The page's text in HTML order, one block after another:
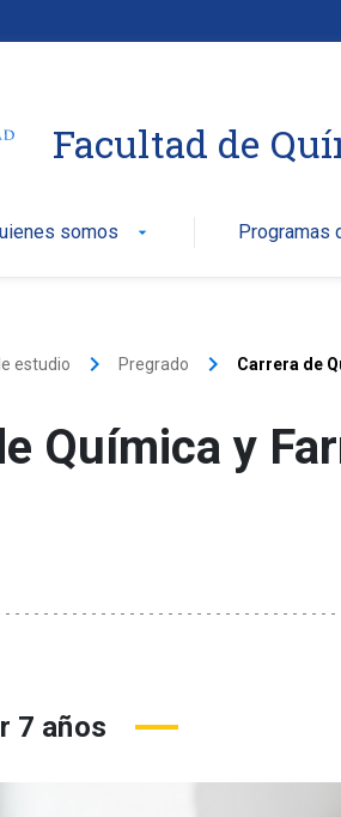
Facultad de
somos arrow_drop_down Programas
estudio keyboard_arrow_right Pregrado keyboard_arrow_right Carrera de
Química y
7 años